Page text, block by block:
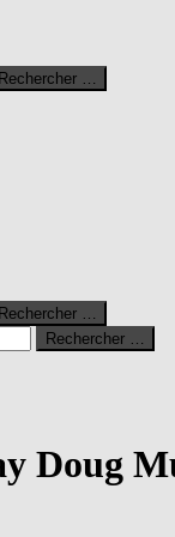
Rechercher …
Rechercher …
Rechercher …
Doug